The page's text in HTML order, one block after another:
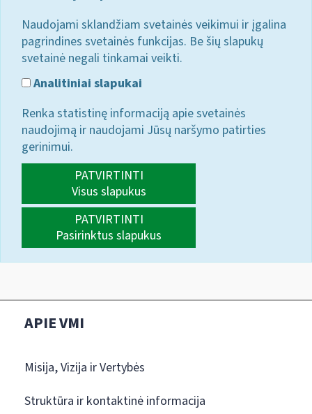
Naudojami sklandžiam svetainės veikimui ir įgalina
pagrindines svetainės funkcijas. Be šių slapukų
svetainė negali tinkamai veikti.
Analitiniai slapukai
Renka statistinę informaciją apie svetainės
naudojimą ir naudojami Jūsų naršymo patirties
gerinimui.
PATVIRTINTI
Visus slapukus
PATVIRTINTI
Pasirinktus slapukus
APIE VMI
Misija, Vizija ir Vertybės
Struktūra ir kontaktinė informacija